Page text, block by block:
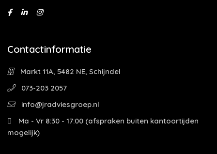
Contactinformatie
Markt 11A, 5482 NE, Schijndel
073-203 2057
info@jradviesgroep.nl
Ma - Vr 8:30 - 17:00 (afspraken buiten kantoortijden
mogelijk)